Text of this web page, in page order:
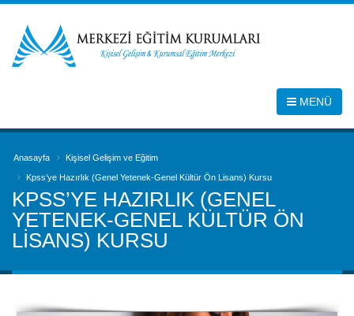
MENÜ
Anasayfa Kişisel Gelişim ve Eğitim
Kpss’ye Hazırlık (Genel Yetenek-Genel Kültür Ön Lisans) Kursu
KPSS’YE HAZIRLIK (GENEL
YETENEK-GENEL KÜLTÜR ÖN
LISANS) KURSU